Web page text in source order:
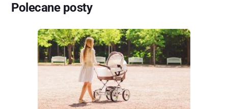
Polecane posty